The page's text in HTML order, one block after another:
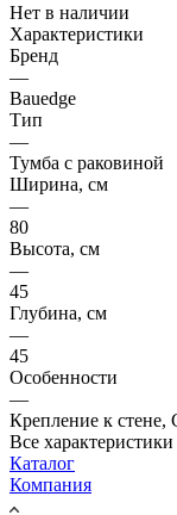
Нет в наличии
Характеристики
Бренд
—
Bauedge
Тип
—
Тумба с раковиной
Ширина, см
—
80
Высота, см
—
45
Глубина, см
—
45
Особенности
—
Крепление к
Все характеристики
Каталог
Компания